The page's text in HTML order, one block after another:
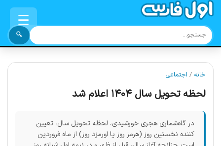
☰
🔍
خانه / اجتماعی
لحظه تحویل سال ۱۴۰۴ اعلام شد
در گاه‌شماری هجری خورشیدی، لحظه تحویل سال، تعیین
کننده نخستین روز (هرمز روز یا اورمزد روز) از ماه فروردین